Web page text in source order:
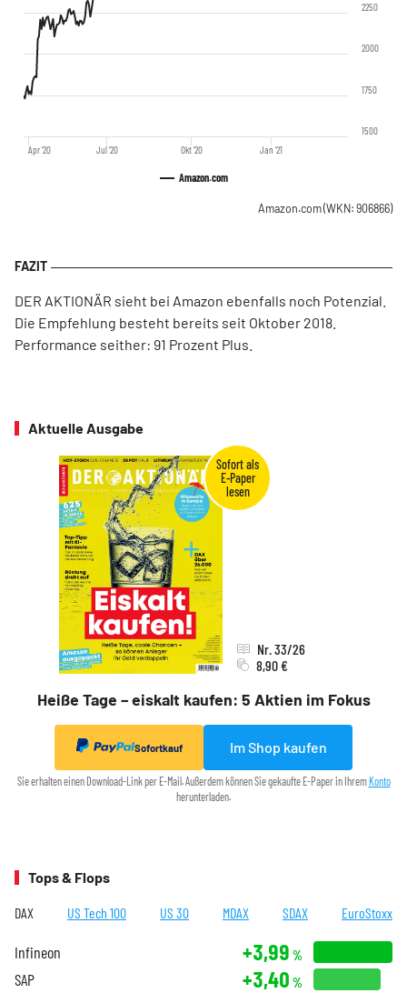
Amazon.com
Jul '20 Jan '21
Apr '20 Okt '20
1500
1750
2000
2250
Amazon.com(WKN: 906866)
DER AKTIONÄR sieht bei Amazon ebenfalls noch Potenzial.
Die Empfehlung besteht bereits seit Oktober 2018.
Performance seither: 91 Prozent Plus.
Aktuelle Ausgabe
Heiße Tage – eiskalt kaufen: 5 Aktien im Fokus
Nr. 33/26
8,90 €
Sofortkauf Im Shop kaufen
Sie erhalten einen Download-Link per E-Mail. Außerdem können Sie gekaufte E-Paper in Ihrem Konto
herunterladen.
Tops & Flops
DAX US Tech 100 US 30 MDAX SDAX EuroStoxx
Infineon +3,99 %
SAP +3,40 %